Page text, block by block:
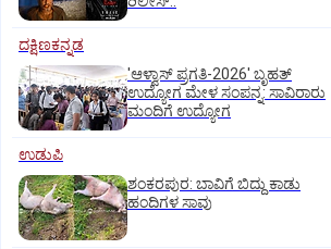
ದಕ್ಷಿಣಕನ್ನಡ
'ಆಳ್ವಾಸ್‌ ಪ್ರಗತಿ-2026' ಬೃಹತ್
ಉದ್ಯೋಗ ಮೇಳ ಸಂಪನ್ನ: ಸಾವಿರಾರು
ಮಂದಿಗೆ ಉದ್ಯೋಗ
ಉಡುಪಿ
ಶಂಕರಪುರ: ಬಾವಿಗೆ ಬಿದ್ದು ಕಾಡು
ಹಂದಿಗಳ ಸಾವು